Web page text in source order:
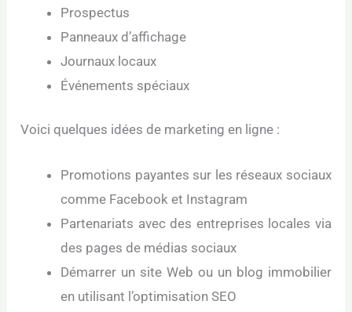
Prospectus
Panneaux d’affichage
Journaux locaux
Événements spéciaux
Voici quelques idées de marketing en ligne :
Promotions payantes sur les réseaux sociaux
comme Facebook et Instagram
Partenariats avec des entreprises locales via
des pages de médias sociaux
Démarrer un site Web ou un blog immobilier
en utilisant l’optimisation SEO